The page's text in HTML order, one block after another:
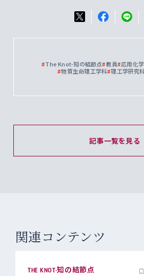
#The Knot-知の結節点#教員#応用化
#物質生命理工学科#理工学研究
記事一覧を見る
関連コンテンツ
THE KNOT-知の結節点